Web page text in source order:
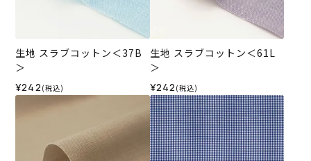
生地 スラブコットン＜37B
＞
¥242 (税込)
生地 スラブコットン＜61L
＞
¥242 (税込)